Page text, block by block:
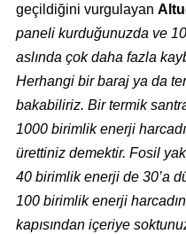
geçildiğini vurgulayan
paneli kurduğunuzda ve
aslında çok daha fazla
Herhangi bir baraj ya da
bakabiliriz. Bir termik
1000 birimlik enerji
ürettiniz demektir. Fosil
40 birimlik enerji de 30’a
100 birimlik enerji
kapısından içeriye